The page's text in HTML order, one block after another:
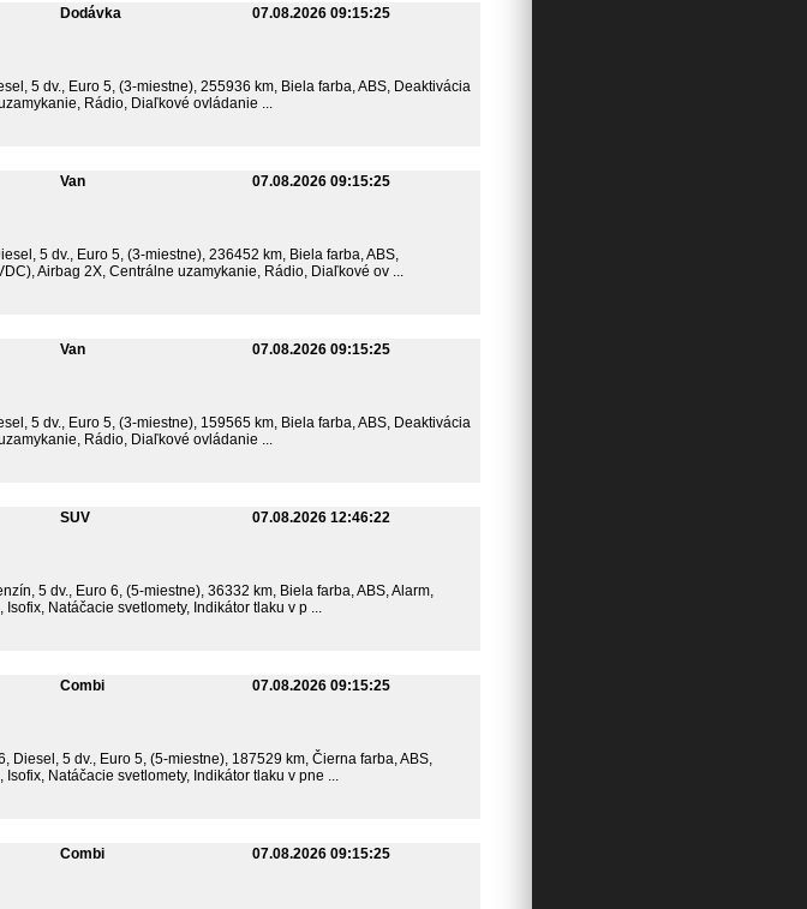
Dodávka
07.08.2026 09:15:25
5 dv., Euro 5, (3-miestne), 255936 km, Biela farba, ABS, Deaktivácia
Rádio, Diaľkové ovládanie ...
Van
07.08.2026 09:15:25
5 dv., Euro 5, (3-miestne), 236452 km, Biela farba, ABS,
Airbag 2X, Centrálne uzamykanie, Rádio, Diaľkové ov ...
Van
07.08.2026 09:15:25
5 dv., Euro 5, (3-miestne), 159565 km, Biela farba, ABS, Deaktivácia
Rádio, Diaľkové ovládanie ...
SUV
07.08.2026 12:46:22
5 dv., Euro 6, (5-miestne), 36332 km, Biela farba, ABS, Alarm,
Natáčacie svetlomety, Indikátor tlaku v p ...
Combi
07.08.2026 09:15:25
Diesel, 5 dv., Euro 5, (5-miestne), 187529 km, Čierna farba, ABS,
Natáčacie svetlomety, Indikátor tlaku v pne ...
Combi
07.08.2026 09:15:25